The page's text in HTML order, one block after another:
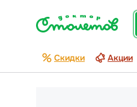
Скидки Акции